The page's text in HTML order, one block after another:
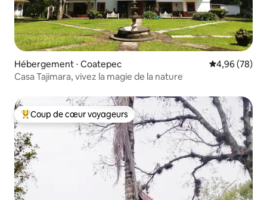
Hébergement ⋅ Coatepec Évaluation
4,96 (78)
Casa Tajimara, vivez la magie de la nature
Coups de cœur voyageurs les plus appréciés
Coup de cœur voyageurs